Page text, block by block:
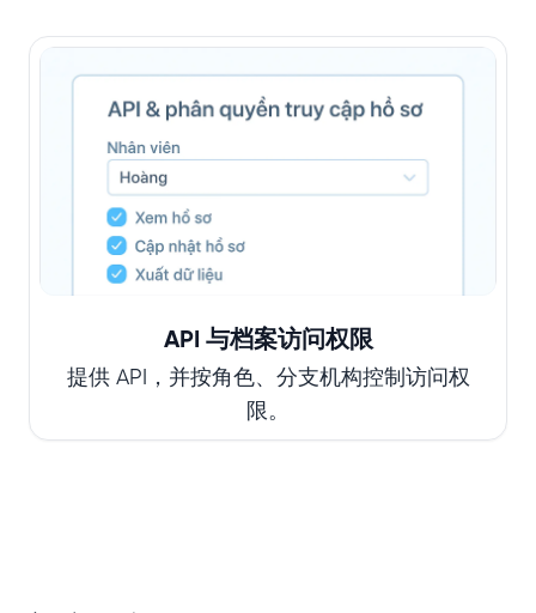
API 与档案访问权限
提供 API，并按角色、分支机构控制访问权
限。